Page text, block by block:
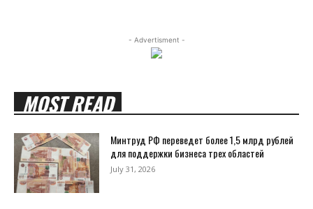
- Advertisment -
MOST READ
Минтруд РФ переведет более 1,5 млрд рублей
для поддержки бизнеса трех областей
July 31, 2026